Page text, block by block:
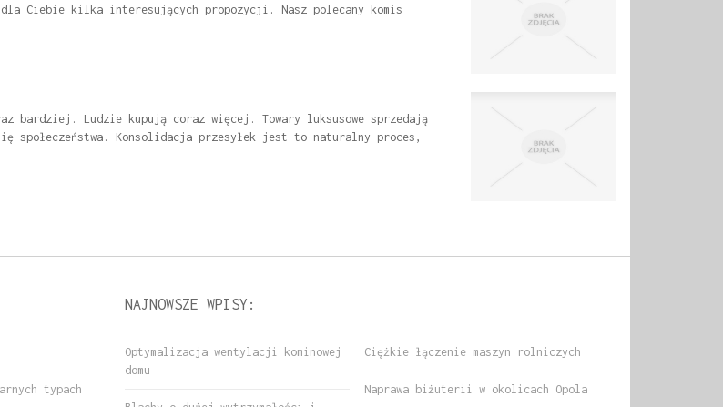
dla Ciebie kilka interesujących propozycji. Nasz polecany komis
bardziej. Ludzie kupują coraz więcej. Towary luksusowe sprzedają
społeczeństwa. Konsolidacja przesyłek jest to naturalny proces,
typach
NAJNOWSZE WPISY:
Ciężkie łączenie maszyn rolniczych
Optymalizacja wentylacji kominowej
domu
Naprawa biżuterii w okolicach Opola